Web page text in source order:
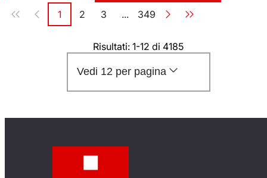
Paginazione
Pagina
1 Pagina
2 Pagina
3 ... Pagina
349
Risultati: 1-12 di 4185
Vedi 12 per pagina